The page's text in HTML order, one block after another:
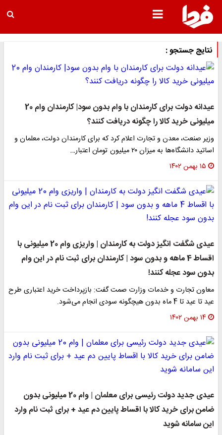
نتایج جستجو :
عیدانه دولت برای کارمندان با وام بدون سود| کارمندان وام 20
میلیونی خرید کالا را چگونه دریافت کنند؟
وزیر صنعت، معدن و تجارت اعلام کرد که برای کارمندان دولت، معلمان و
اساتید دانشگاه‌ها به میزان ۲۰ میلیون تومان اعتبار…
۱۵ بهمن ۱۴۰۲
عیدی شگفت انگیز دولت به کارمندان | واریزی وام 20 میلیونی با
اقساط 4 ماهه و بدون سود | کارمندان برای ثبت نام در این وام
بدون سود عجله کنند!
معاون تجارت و خدمات وزارت صمت گفت: بازپرداخت خرید اعتباری طرح
عید تا عید تا 4 ماه بدون هیچگونه سودی انجام می‌شود.
۱۴ بهمن ۱۴۰۲
عیدی جدید دولت رئیسی برای معلمان | وام 20 میلیونی بدون
ضامن برای خرید کالا با اقساط پایین دم عید + برای ثبت نام وارد
این سامانه شوید